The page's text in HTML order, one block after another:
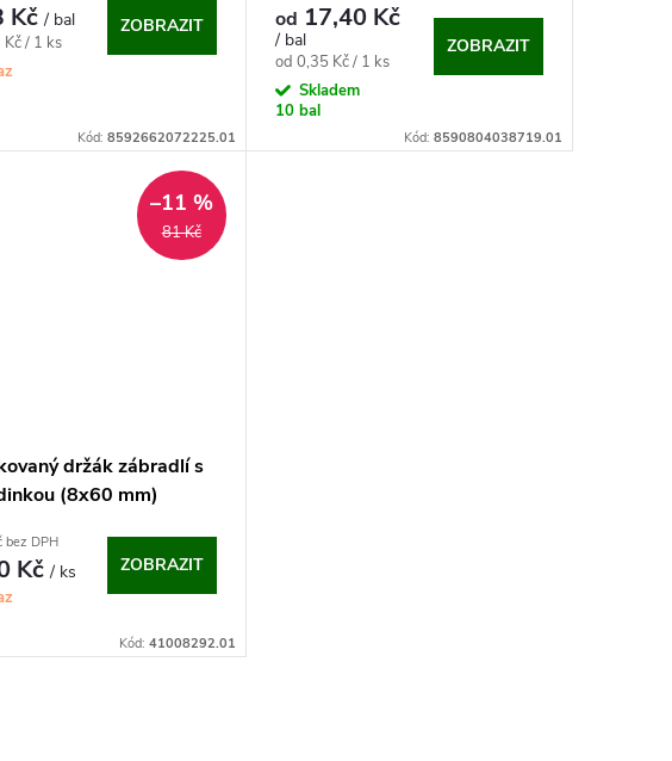
Kč/ bal
/ 1 ks
ZOBRAZIT
Kód: 8592662072225.01
od 17,40 Kč
/ bal
Měrná
cena:
od 0,35 Kč / 1 ks
Skladem
10 bal
ZOBRAZIT
Kód: 8590804038719.01
81 Kč
–11 %
držák zábradlí s
(8x60 mm)
bez DPH
Kč/ ks ZOBRAZIT
Kód: 41008292.01